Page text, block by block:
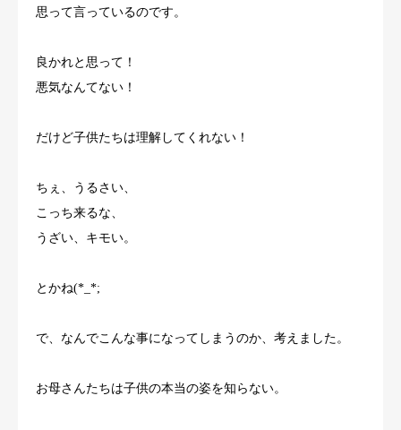
思って言っているのです。
良かれと思って！
悪気なんてない！
だけど子供たちは理解してくれない！
ちぇ、うるさい、
こっち来るな、
うざい、キモい。
とかね(*_*;
で、なんでこんな事になってしまうのか、考えました。
お母さんたちは子供の本当の姿を知らない。